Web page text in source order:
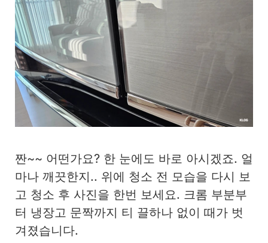
짠~~ 어떤가요? 한 눈에도 바로 아시겠죠. 얼
마나 깨끗한지.. 위에 청소 전 모습을 다시 보
고 청소 후 사진을 한번 보세요. 크롬 부분부
터 냉장고 문짝까지 티 끌하나 없이 때가 벗
겨졌습니다.